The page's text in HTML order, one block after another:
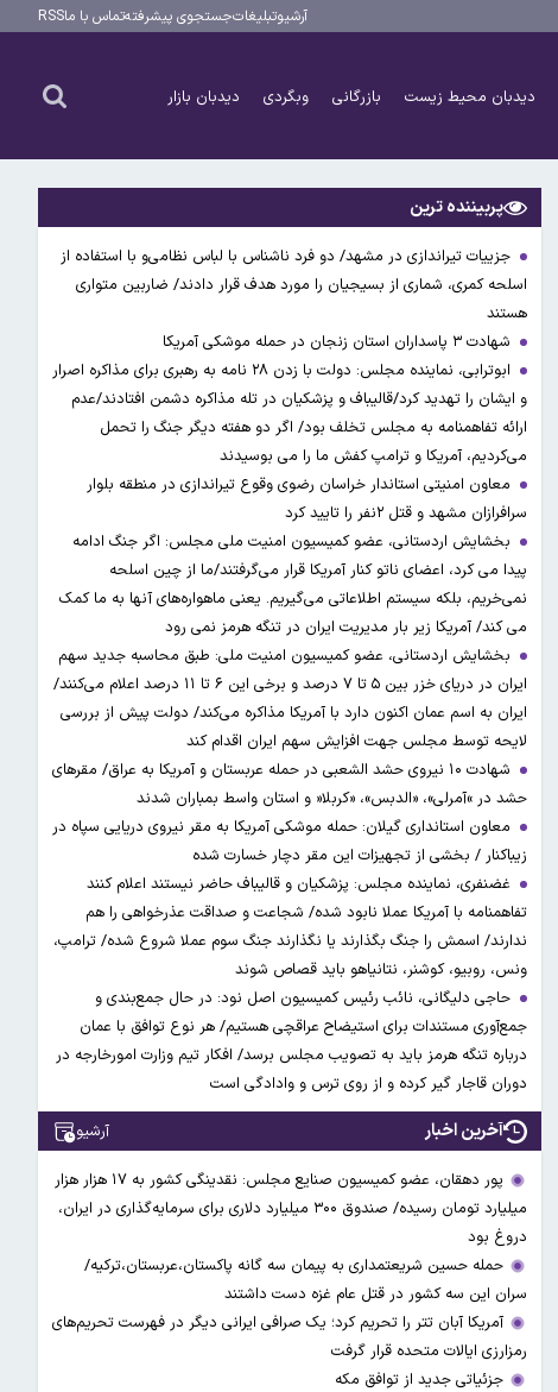
آرشیوتبلیغاتجستجوی پیشرفتهتماس با ماRSS
دیدبان محیط زیست بازرگانی وبگردی دیدبان بازار
پربیننده ترین
جزییات تیراندازی در مشهد/ دو فرد ناشناس با لباس نظامی‌و با استفاده از
اسلحه کمری، شماری از بسیجیان را مورد هدف قرار دادند/ ضاربین متواری
هستند
شهادت ۳ ‌پاسداران استان زنجان در حمله موشکی آمریکا
ابوترابی، نماینده مجلس: دولت با زدن ۲۸ نامه به رهبری برای مذاکره اصرار
و ایشان را تهدید کرد/قالیباف و پزشکیان در تله مذاکره دشمن افتادند/عدم
ارائه تفاهمنامه به مجلس تخلف بود/ اگر دو هفته دیگر جنگ را تحمل
می‌کردیم، آمریکا و ترامپ کفش ما را می بوسیدند
معاون امنیتی استاندار خراسان رضوی وقوع تیراندازی در منطقه بلوار
سرافرازان مشهد و قتل ۲نفر را تایید کرد
بخشایش اردستانی، عضو کمیسیون امنیت ملی مجلس: اگر جنگ ادامه
پیدا می کرد، اعضای ناتو کنار آمریکا قرار می‌گرفتند/ما از چین اسلحه
نمی‌خریم، بلکه سیستم اطلاعاتی می‌گیریم. یعنی ماهواره‌های آنها به ما کمک
می کند/ آمریکا زیر بار مدیریت ایران در تنگه هرمز نمی رود
بخشایش اردستانی، عضو کمیسیون امنیت ملی: طبق محاسبه جدید سهم
ایران در دریای خزر بین ۵ تا ۷ درصد و برخی این ۶ تا ۱۱ درصد اعلام می‌کنند/
ایران به اسم عمان اکنون دارد با آمریکا مذاکره می‌کند/ دولت پیش از بررسی
لایحه توسط مجلس جهت افزایش سهم ایران اقدام کند
شهادت ۱۰ نیروی حشد الشعبی در حمله عربستان و آمریکا به عراق/ مقرهای
حشد در »آمرلی»، «الدبس»، «کربلا« و استان واسط بمباران شدند
معاون استانداری گیلان: حمله موشکی آمریکا به مقر نیروی دریایی سپاه در
زیباکنار / بخشی از تجهیزات این مقر دچار خسارت شده
غضنفری، نماینده مجلس: پزشکیان و قالیباف حاضر نیستند اعلام کنند
تفاهمنامه با آمریکا عملا نابود شده/ شجاعت و صداقت عذرخواهی را هم
ندارند/ اسمش را جنگ بگذارند یا نگذارند جنگ سوم عملا شروع شده/ ترامپ،
ونس، روبیو، کوشنر، نتانیاهو باید قصاص شوند
حاجی دلیگانی، نائب رئیس کمیسیون اصل نود: در حال جمع‌بندی و
جمع‌آوری مستندات برای استیضاح عراقچی هستیم/ هر نوع توافق با عمان
درباره تنگه هرمز باید به تصویب مجلس برسد/ افکار تیم وزارت امورخارجه در
دوران قاجار گیر کرده و از روی ترس و وادادگی است
آخرین اخبار آرشیو
پور دهقان، عضو کمیسیون صنایع مجلس: نقدینگی کشور به ۱۷ هزار هزار
میلیارد تومان رسیده/ صندوق ۳۰۰ میلیارد دلاری برای سرمایه‌گذاری در ایران،
دروغ بود
حمله حسین شریعتمداری به پیمان سه گانه پاکستان،عربستان،ترکیه/
سران این سه کشور در قتل عام غزه دست داشتند
آمریکا آبان تتر را تحریم کرد؛ یک صرافی ایرانی دیگر در فهرست تحریم‌های
رمزارزی ایالات متحده قرار گرفت
جزئیاتی جدید از توافق مکه